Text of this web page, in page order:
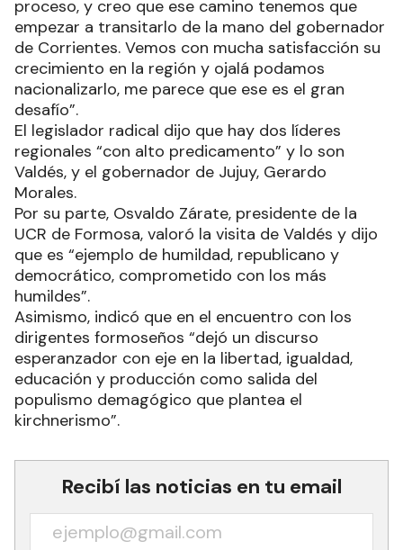
presidencia, con Alfonsín y De la Rúa fue todo un
proceso, y creo que ese camino tenemos que
empezar a transitarlo de la mano del gobernador
de Corrientes. Vemos con mucha satisfacción su
crecimiento en la región y ojalá podamos
nacionalizarlo, me parece que ese es el gran
desafío”.
El legislador radical dijo que hay dos líderes
regionales “con alto predicamento” y lo son
Valdés, y el gobernador de Jujuy, Gerardo
Morales.
Por su parte, Osvaldo Zárate, presidente de la
UCR de Formosa, valoró la visita de Valdés y dijo
que es “ejemplo de humildad, republicano y
democrático, comprometido con los más
humildes”.
Asimismo, indicó que en el encuentro con los
dirigentes formoseños “dejó un discurso
esperanzador con eje en la libertad, igualdad,
educación y producción como salida del
kirchnerismo”.
Recibí las noticias en tu email